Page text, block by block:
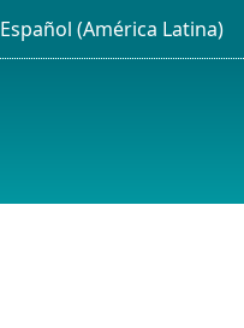
Español (América Latina)